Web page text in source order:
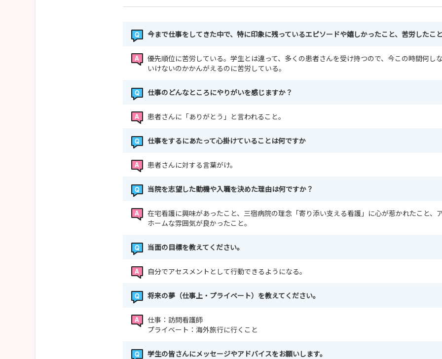
今まで仕事をしてきた中で、特に印象に残っているエピソードや嬉しかったこと、苦労したこ
優先順位に苦労している。学生とは違って、多くの患者さんを受け持つので、今この時間何し
いけないのかかんがえるのに苦労している。
仕事のどんなところにやりがいを感じますか？
患者さんに「ありがとう」と言われること。
仕事をするにあたって心掛けていることは何ですか
患者さんに対する言葉がけ。
当院を志望した動機や入職を決めた理由は何ですか？
在宅看護に興味があったこと、三宿病院の理念「寄り添い支える看護」に心が惹かれたこと、
ホームな雰囲気が良かったこと。
当面の目標を教えてください。
自分でアセスメントとして行動できるようになる。
将来の夢（仕事上・プライベート）を教えてください。
仕事：訪問看護師
プライベート：海外旅行に行くこと
学生の皆さんにメッセージやアドバイスをお願いします。